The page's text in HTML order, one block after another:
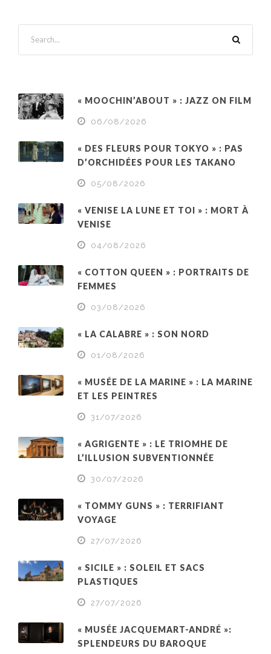
« MOOCHIN’ABOUT » : JAZZ ON FILM
06/08/2026
« DES FLEURS POUR TOKYO » : PAS
D’ORCHIDÉES POUR LES TAKANO
05/08/2026
« VENISE LA LUNE ET TOI » : MORT À
VENISE
04/08/2026
« COTTON QUEEN » : PORTRAITS DE
FEMMES
03/08/2026
« LA CALABRE » : SON NORD
01/08/2026
« MUSÉE DE LA MARINE » : LA MARINE
ET LES PEINTRES
31/07/2026
« AGRIGENTE » : LE TRIOMHE DE
L’ILLUSION SUBVENTIONNÉE
30/07/2026
« TOMMY GUNS » : TERRIFIANT
VOYAGE
27/07/2026
« SICILE » : SOLEIL ET SACS
PLASTIQUES
27/07/2026
« MUSÉE JACQUEMART-ANDRÉ »:
SPLENDEURS DU BAROQUE